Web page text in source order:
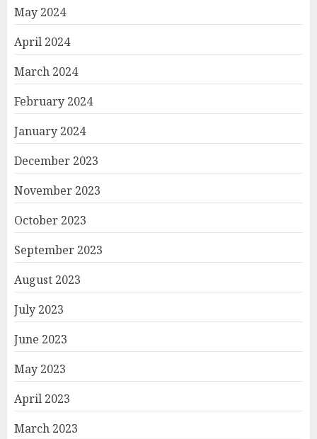
May 2024
April 2024
March 2024
February 2024
January 2024
December 2023
November 2023
October 2023
September 2023
August 2023
July 2023
June 2023
May 2023
April 2023
March 2023